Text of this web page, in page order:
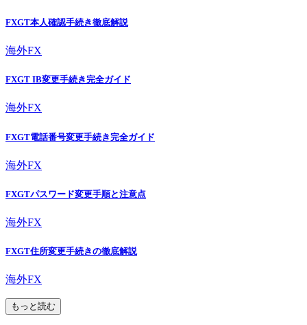
FXGT本人確認手続き徹底解説
海外FX
FXGT IB変更手続き完全ガイド
海外FX
FXGT電話番号変更手続き完全ガイド
海外FX
FXGTパスワード変更手順と注意点
海外FX
FXGT住所変更手続きの徹底解説
海外FX
もっと読む